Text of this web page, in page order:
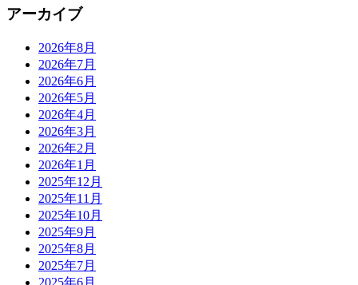
アーカイブ
2026年8月
2026年7月
2026年6月
2026年5月
2026年4月
2026年3月
2026年2月
2026年1月
2025年12月
2025年11月
2025年10月
2025年9月
2025年8月
2025年7月
2025年6月